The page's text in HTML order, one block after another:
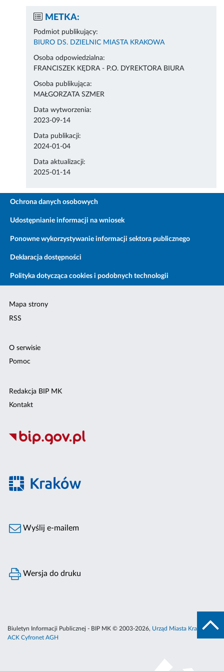
METKA:
Podmiot publikujący:
BIURO DS. DZIELNIC MIASTA KRAKOWA
Osoba odpowiedzialna:
FRANCISZEK KĘDRA - P.O. DYREKTORA BIURA
Osoba publikująca:
MAŁGORZATA SZMER
Data wytworzenia:
2023-09-14
Data publikacji:
2024-01-04
Data aktualizacji:
2025-01-14
Ochrona danych osobowych
Udostępnianie informacji na wniosek
Ponowne wykorzystywanie informacji sektora publicznego
Deklaracja dostępności
Polityka dotycząca cookies i podobnych technologii
Mapa strony
RSS
O serwisie
Pomoc
Redakcja BIP MK
Kontakt
Wyślij e-mailem
Wersja do druku
Biuletyn Informacji Publicznej - BIP MK © 2003-2026, Urząd Miasta Krakowa
ACK Cyfronet AGH